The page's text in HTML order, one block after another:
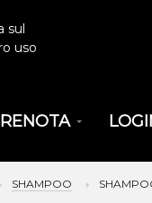
SHAMPOO
sul
uso